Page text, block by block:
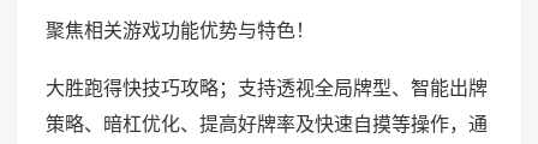
聚焦相关游戏功能优势与特色！
大胜跑得快技巧攻略；支持透视全局牌型、智能出牌
策略、暗杠优化、提高好牌率及快速自摸等操作，通